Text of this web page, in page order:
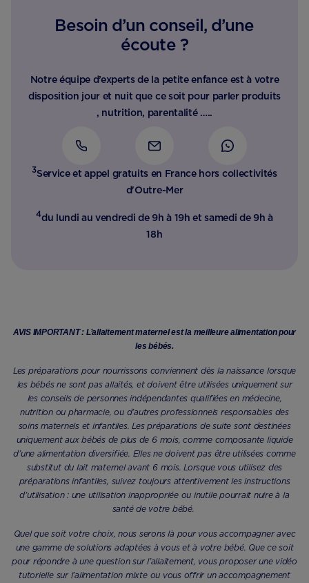
Besoin d’un conseil, d’une
écoute ?
Notre équipe d’experts de la petite enfance est à votre
disposition jour et nuit que ce soit pour parler produits
, nutrition, parentalité …..
3Service et appel gratuits en France hors collectivités
d'Outre-Mer​
4du lundi au vendredi de 9h à 19h et samedi de 9h à
18h
AVIS IMPORTANT : L’allaitement maternel est la meilleure alimentation pour
les bébés.
Les préparations pour nourrissons conviennent dès la naissance lorsque
les bébés ne sont pas allaités, et doivent être utilisées uniquement sur
les conseils de personnes indépendantes qualifiées en médecine,
nutrition ou pharmacie, ou d’autres professionnels responsables des
soins maternels et infantiles. Les préparations de suite sont destinées
uniquement aux bébés de plus de 6 mois, comme composante liquide
d’une alimentation diversifiée. Elles ne doivent pas être utilisées comme
substitut du lait maternel avant 6 mois. Lorsque vous utilisez des
préparations infantiles, suivez toujours attentivement les instructions
d’utilisation : une utilisation inappropriée ou inutile pourrait nuire à la
santé de votre bébé.
Quel que soit votre choix, nous serons là pour vous accompagner avec
une gamme de solutions adaptées à vous et à votre bébé. Que ce soit
pour répondre à une question sur l’allaitement, vous proposer une vidéo
tutorielle sur l’alimentation mixte ou vous offrir un accompagnement